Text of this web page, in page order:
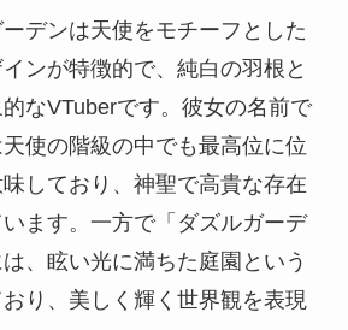
デンは天使をモチーフとした
ンが特徴的で、純白の羽根と
なVTuberです。彼女の名前で
使の階級の中でも最高位に位
しており、神聖で高貴な存在
ます。一方で「ダズルガーデ
、眩い光に満ちた庭園という
り、美しく輝く世界観を表現